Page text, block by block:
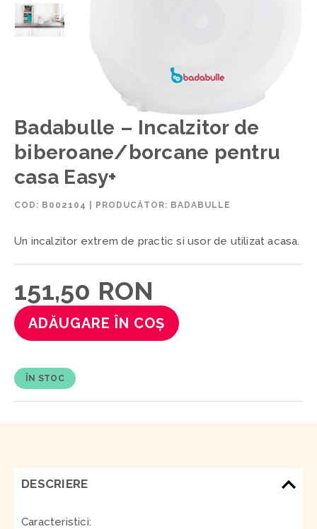
Badabulle – Incalzitor de
biberoane/borcane pentru
casa Easy+
COD: B002104 PRODUCĂTOR: BADABULLE
Un incalzitor extrem de practic si usor de utilizat acasa.
151,50 RON
ADĂUGARE ÎN COȘ
ÎN STOC
DESCRIERE
Caracteristici: